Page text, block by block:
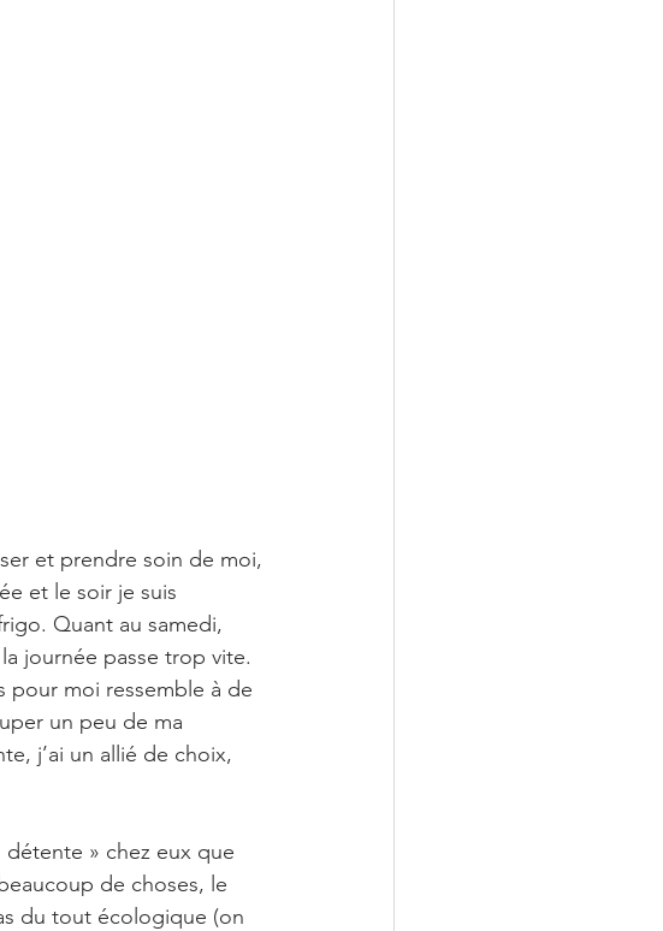
et prendre soin de moi,
et le soir je suis
Quant au samedi,
journée passe trop vite.
pour moi ressemble à de
un peu de ma
j’ai un allié de choix,
détente » chez eux que
de choses, le
du tout écologique (on